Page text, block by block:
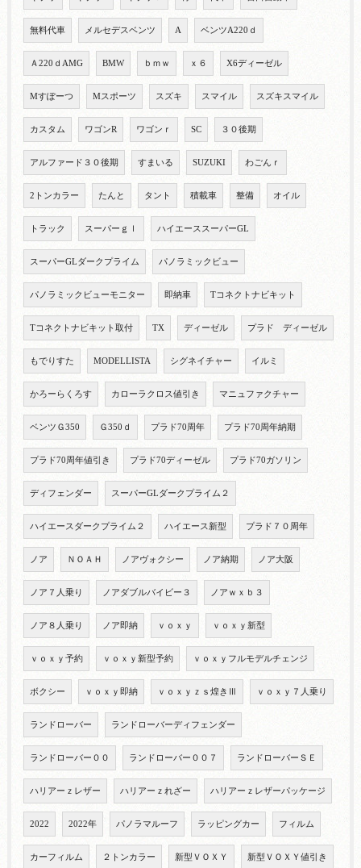
無料代車 メルセデスベンツ A ベンツA220ｄ
Ａ220ｄAMG BMW ｂｍｗ ｘ６ X6ディーゼル
Mすぽーつ Mスポーツ スズキ スマイル スズキスマイル
カスタム ワゴンR ワゴンｒ SC ３０後期
アルファード３０後期 すまいる SUZUKI わごんｒ
2トンカラー たんと タント 積載車 整備 オイル
トラック スーパーｇｌ ハイエーススーパーGL
スーパーGLダークプライム パノラミックビュー
パノラミックビューモニター 即納車 Tコネクトナビキット
Tコネクトナビキット取付 TX ディーゼル プラド ディーゼル
もでりすた MODELLISTA シグネイチャー イルミ
かろーらくろす カローラクロス値引き マニュファクチャー
ベンツＧ350 Ｇ350ｄ プラド70周年 プラド70周年納期
プラド70周年値引き プラド70ディーゼル プラド70ガソリン
ディフェンダー スーパーGLダークプライム２
ハイエースダークプライム２ ハイエース新型 プラド７０周年
ノア ＮＯＡＨ ノアヴォクシー ノア納期 ノア大阪
ノア７人乗り ノアダブルバイビー３ ノアｗｘｂ３
ノア８人乗り ノア即納 ｖｏｘｙ ｖｏｘｙ新型
ｖｏｘｙ予約 ｖｏｘｙ新型予約 ｖｏｘｙフルモデルチェンジ
ボクシー ｖｏｘｙ即納 ｖｏｘｙｚｓ煌きⅢ ｖｏｘｙ７人乗り
ランドローバー ランドローバーディフェンダー
ランドローバー００ ランドローバー００７ ランドローバーＳＥ
ハリアーｚレザー ハリアーｚれざー ハリアーｚレザーパッケージ
2022 2022年 パノラマルーフ ラッピングカー フィルム
カーフィルム ２トンカラー 新型ＶＯＸＹ 新型ＶＯＸＹ値引き